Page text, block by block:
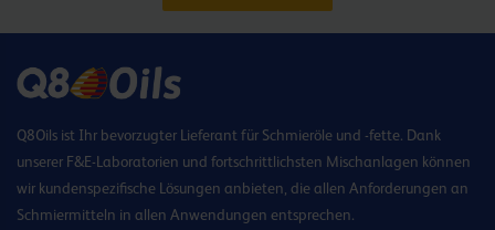
Q8Oils ist Ihr bevorzugter Lieferant für Schmieröle und -fette. Dank
unserer F&E-Laboratorien und fortschrittlichsten Mischanlagen können
wir kundenspezifische Lösungen anbieten, die allen Anforderungen an
Schmiermitteln in allen Anwendungen entsprechen.